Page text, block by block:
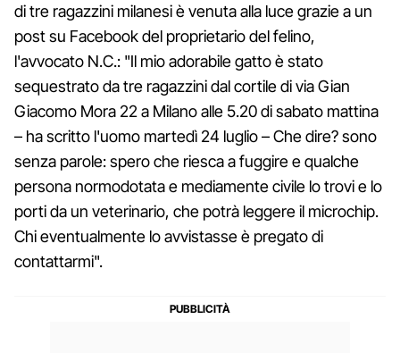
di tre ragazzini milanesi è venuta alla luce grazie a un
post su Facebook del proprietario del felino,
l'avvocato N.C.: "Il mio adorabile gatto è stato
sequestrato da tre ragazzini dal cortile di via Gian
Giacomo Mora 22 a Milano alle 5.20 di sabato mattina
– ha scritto l'uomo martedì 24 luglio – Che dire? sono
senza parole: spero che riesca a fuggire e qualche
persona normodotata e mediamente civile lo trovi e lo
porti da un veterinario, che potrà leggere il microchip.
Chi eventualmente lo avvistasse è pregato di
contattarmi".